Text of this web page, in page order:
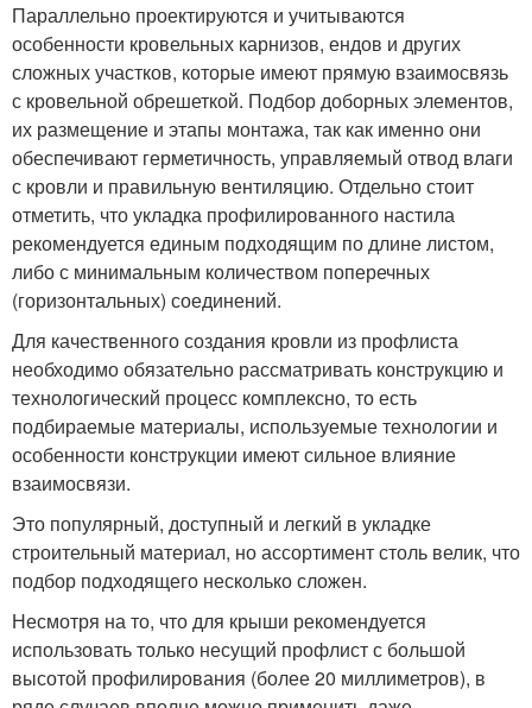
Параллельно проектируются и учитываются
особенности кровельных карнизов, ендов и других
сложных участков, которые имеют прямую взаимосвязь
с кровельной обрешеткой. Подбор доборных элементов,
их размещение и этапы монтажа, так как именно они
обеспечивают герметичность, управляемый отвод влаги
с кровли и правильную вентиляцию. Отдельно стоит
отметить, что укладка профилированного настила
рекомендуется единым подходящим по длине листом,
либо с минимальным количеством поперечных
(горизонтальных) соединений.
Для качественного создания кровли из профлиста
необходимо обязательно рассматривать конструкцию и
технологический процесс комплексно, то есть
подбираемые материалы, используемые технологии и
особенности конструкции имеют сильное влияние
взаимосвязи.
Это популярный, доступный и легкий в укладке
строительный материал, но ассортимент столь велик, что
подбор подходящего несколько сложен.
Несмотря на то, что для крыши рекомендуется
использовать только несущий профлист с большой
высотой профилирования (более 20 миллиметров), в